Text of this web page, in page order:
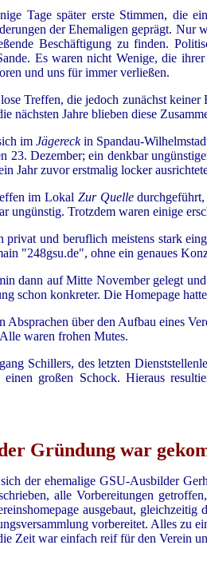
Tage später erste Stimmen, die
der Ehemaligen geprägt.
Beschäftigung zu finden.
Es waren nicht Wenige, die
und uns für immer verließen.
Treffen, die jedoch zunächst
nächsten Jahre blieben diese
imJägereckin Spandau-
23. Dezember; ein denkbar
Jahr zuvor erstmalig locker
im Lokal Zur Quelle
ungünstig. Trotzdem waren einige
privat und beruflich meistens stark
"248gsu.de", ohne ein genaues
dann auf Mitte November gelegt
schon konkreter. Die Homepage
Absprachen über den Aufbau eines
waren frohen Mutes.
Schillers, des letzten
einen großen Schock. Hieraus
Gründung war
der ehemalige GSU-Ausbilder
alle Vorbereitungen
ausgebaut,
vorbereitet. Alles zu
Zeit war einfach reif für den Verein